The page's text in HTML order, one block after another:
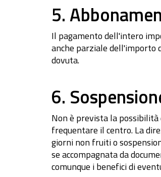
5.
Il pagamento dell'intero
anche parziale dell'importo
dovuta.
6.
Non è prevista la
frequentare il centro. La
giorni non fruiti o
se accompagnata da
comunque i benefici di